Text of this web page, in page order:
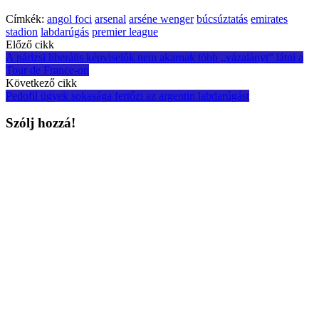
Címkék: angol foci arsenal arséne wenger búcsúztatás emirates
stadion labdarúgás premier league
Post
navigation
Előző cikk
A párizsi liberális képviselők nem akarnak több „vázalányt” látni a
Tour de France-on
Következő cikk
Pedofil ügyek sokasága fertőzi az argentin labdarúgást
Szólj hozzá!